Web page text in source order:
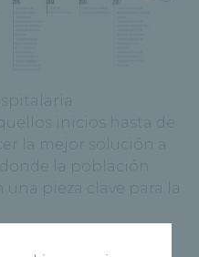
inicios hasta de
la mejor solución a
la población
una pieza clave para la